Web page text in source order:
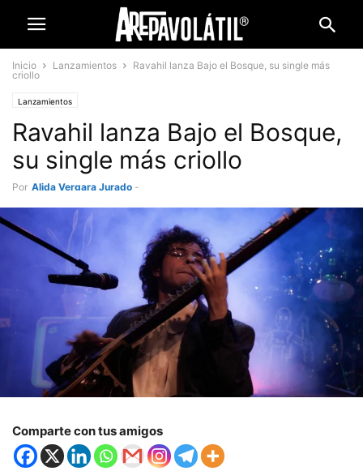
Inicio Lanzamientos
Ravahil lanza Bajo el Bosque, su single más
criollo
Lanzamientos
Ravahil lanza Bajo el Bosque,
su single más criollo
Por Alida Vergara Jurado -
Comparte con tus amigos